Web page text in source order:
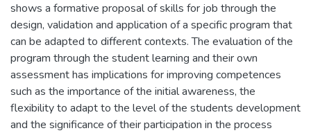
shows a formative proposal of skills for job through the
design, validation and application of a specific program that
can be adapted to different contexts. The evaluation of the
program through the student learning and their own
assessment has implications for improving competences
such as the importance of the initial awareness, the
flexibility to adapt to the level of the students development
and the significance of their participation in the process